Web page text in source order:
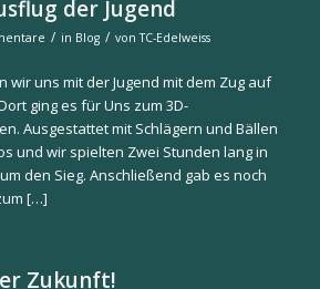
der Jugend
/ in Blog / vonTC-Edelweiss
wir uns mit der Jugend mit dem Zug auf
ging es für Uns zum 3D-
Ausgestattet mit Schlägern und Bällen
und wir spielten Zwei Stunden lang in
den Sieg. Anschließend gab es noch
[…]
Zukunft!